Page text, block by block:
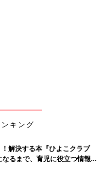
キング
解決する本『ひよこクラブ
るまで、育児に役立つ情報が